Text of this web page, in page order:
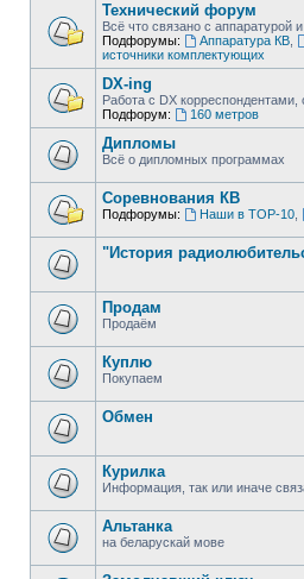
Технический форум
Всё что связано с аппаратурой
Подфорумы:
Аппаратура КВ,
источники комплектующих
DX-ing
Работа с DX корреспондентами,
Подфорум:
160 метров
Дипломы
Всё о дипломных программах
Соревнования КВ
Подфорумы: Наши в ТОР-10,
"История
Продам
Продаём
Куплю
Покупаем
Обмен
Курилка
Информация, так или иначе
Альтанка
на беларускай мове